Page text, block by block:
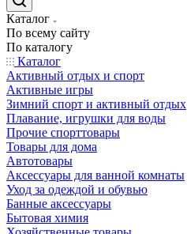
Каталог
По всему сайту
По каталогу
Каталог
Активный отдых и спорт
Активные игры
Зимний спорт и активный отдых
Плавание, игрушки для воды
Прочие спорттовары
Товары для дома
Автотовары
Аксессуары для ванной комнаты
Уход за одеждой и обувью
Банные аксессуары
Бытовая химия